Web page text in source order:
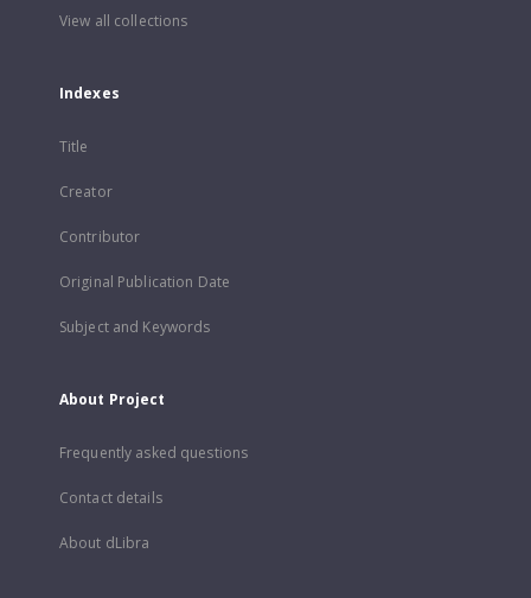
View all collections
Indexes
Title
Creator
Contributor
Original Publication Date
Subject and Keywords
About Project
Frequently asked questions
Contact details
About dLibra